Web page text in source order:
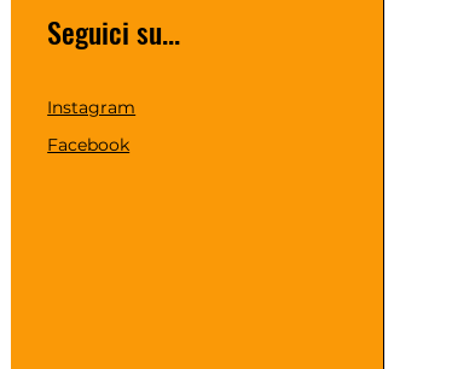
Seguici su...
Instagram
Facebook